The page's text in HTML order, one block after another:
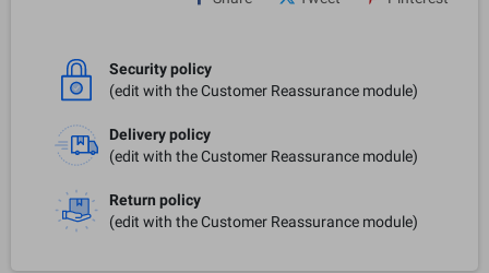
Security policy
(edit with the Customer Reassurance module)
Delivery policy
(edit with the Customer Reassurance module)
Return policy
(edit with the Customer Reassurance module)